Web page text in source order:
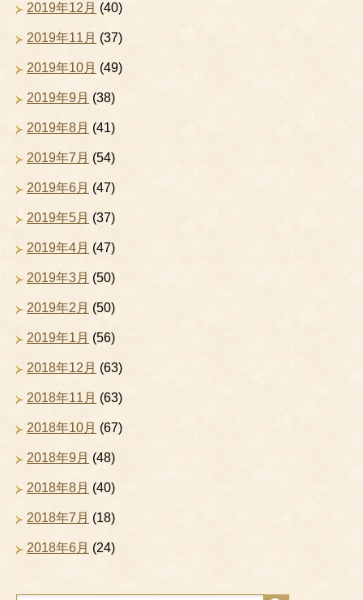
2019年12月 (40)
2019年11月 (37)
2019年10月 (49)
2019年9月 (38)
2019年8月 (41)
2019年7月 (54)
2019年6月 (47)
2019年5月 (37)
2019年4月 (47)
2019年3月 (50)
2019年2月 (50)
2019年1月 (56)
2018年12月 (63)
2018年11月 (63)
2018年10月 (67)
2018年9月 (48)
2018年8月 (40)
2018年7月 (18)
2018年6月 (24)